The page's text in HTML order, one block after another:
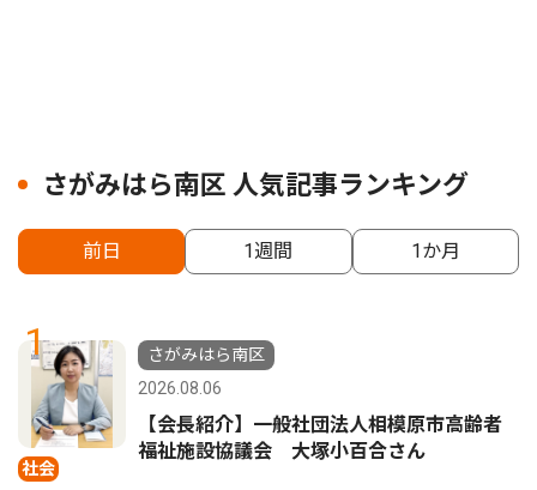
さがみはら南区 人気記事ランキング
前日 1週間 1か月
1
社会
さがみはら南区
2026.08.06
【会長紹介】一般社団法人相模原市高齢者
福祉施設協議会 大塚小百合さん